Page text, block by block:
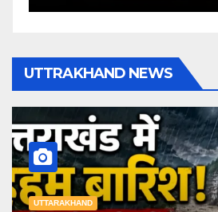
UTTRAKHAND NEWS
UTTARAKHAND